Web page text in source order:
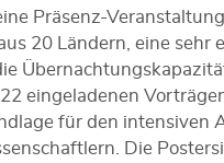
Präsenz-
20 Ländern, eine
22 eingeladenen
für den intensiven
Die